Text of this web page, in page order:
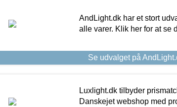
AndLight.dk har et stort
alle varer. Klik her for at se
Se udvalget på
Luxlight.dk tilbyder
Danskejet webshop med